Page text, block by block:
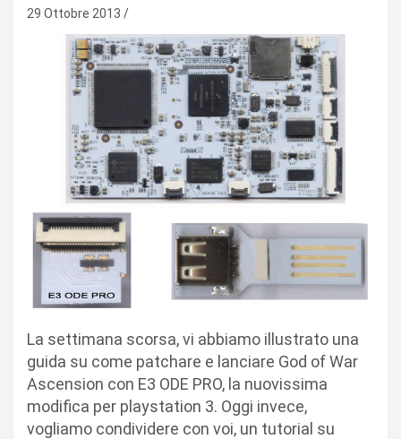
29 Ottobre 2013
La settimana scorsa, vi abbiamo illustrato una
guida su come patchare e lanciare God of War
Ascension con E3 ODE PRO, la nuovissima
modifica per playstation 3. Oggi invece,
vogliamo condividere con voi, un tutorial su